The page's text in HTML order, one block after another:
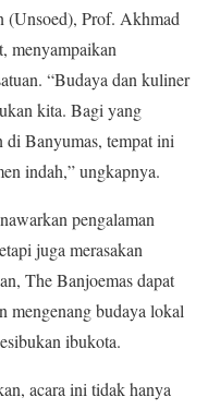
(Unsoed), Prof. Akhmad
menyampaikan
“Budaya dan kuliner
kita. Bagi yang
di Banyumas, tempat ini
indah,” ungkapnya.
pengalaman
juga merasakan
The Banjoemas dapat
mengenang budaya lokal
ibukota.
acara ini tidak hanya